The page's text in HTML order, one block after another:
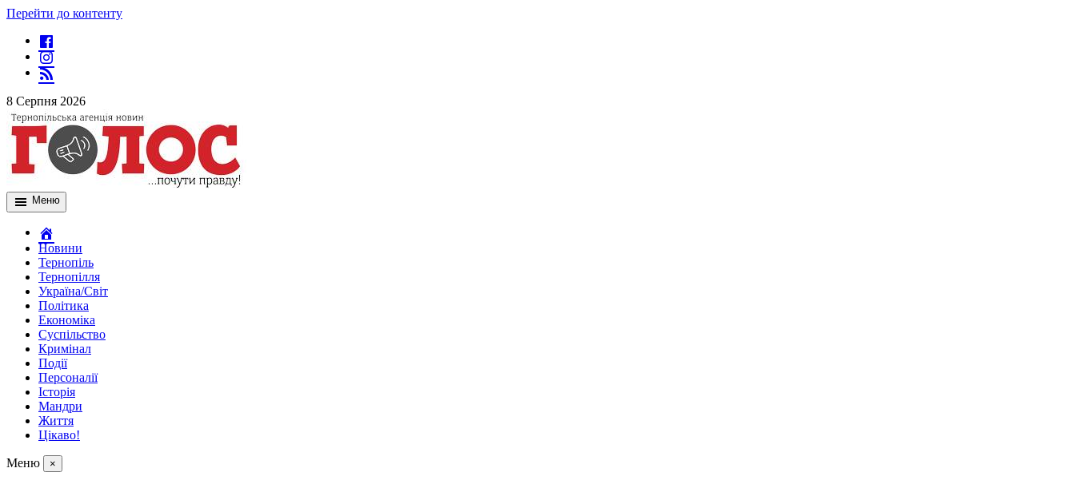
Перейти до контенту
8 Серпня 2026
Меню
Новини
Тернопіль
Тернопілля
Україна/Світ
Політика
Економіка
Суспільство
Кримінал
Події
Персоналії
Історія
Мандри
Життя
Цікаво!
Меню ×